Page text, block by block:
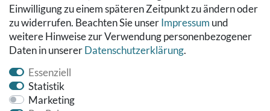
Einwilligung zu einem späteren Zeitpunkt zu ändern oder
zu widerrufen. Beachten Sie unserImpressum und
weitere Hinweise zur Verwendung personenbezogener
Daten in unsererDaten­schutz­erklärung.
Essenziell
Statistik
Marketing
Impressum
Hinweise zur Batterieentsorgung
Widerrufs­recht
Vertrag widerrufen